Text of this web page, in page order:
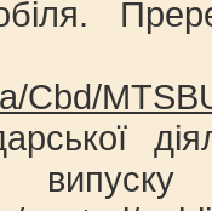
Cbd/